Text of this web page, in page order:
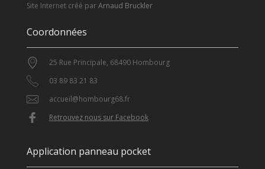
Site Internet créé parArnaud Bruckler
Coordonnées
25 Rue Principale, 68490 Hombourg
03 89 83 21 83
accueil@hombourg68.fr
Retrouvez nous sur Facebook
Application panneau pocket